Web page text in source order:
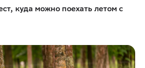
куда можно поехать летом с